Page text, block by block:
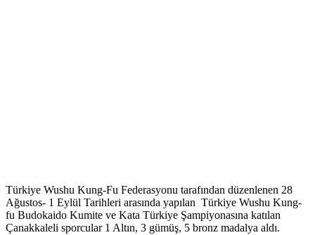
Türkiye Wushu Kung-Fu Federasyonu tarafından düzenlenen 28
Ağustos- 1 Eylül Tarihleri arasında yapılan Türkiye Wushu Kung-
fu Budokaido Kumite ve Kata Türkiye Şampiyonasına katılan
Çanakkaleli sporcular 1 Altın, 3 gümüş, 5 bronz madalya aldı.